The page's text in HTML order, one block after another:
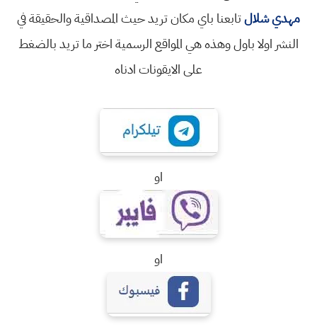
مهدي شلالتابعنا باي مكان تريد حيث المصداقية والحقيقة في
النشر اولا باول وهذه هي المواقع الرسمية اختر ما تريد بالضغط
على الايقونات ادناه
او
او